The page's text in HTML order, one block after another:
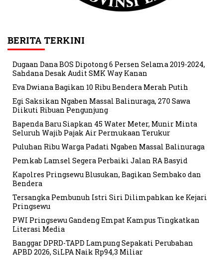
BERITA TERKINI
Dugaan Dana BOS Dipotong 6 Persen Selama 2019-2024,
Sahdana Desak Audit SMK Way Kanan
Eva Dwiana Bagikan 10 Ribu Bendera Merah Putih
Egi Saksikan Ngaben Massal Balinuraga, 270 Sawa
Diikuti Ribuan Pengunjung
Bapenda Baru Siapkan 45 Water Meter, Munir Minta
Seluruh Wajib Pajak Air Permukaan Terukur
Puluhan Ribu Warga Padati Ngaben Massal Balinuraga
Pemkab Lamsel Segera Perbaiki Jalan RA Basyid
Kapolres Pringsewu Blusukan, Bagikan Sembako dan
Bendera
Tersangka Pembunuh Istri Siri Dilimpahkan ke Kejari
Pringsewu
PWI Pringsewu Gandeng Empat Kampus Tingkatkan
Literasi Media
Banggar DPRD-TAPD Lampung Sepakati Perubahan
APBD 2026, SiLPA Naik Rp94,3 Miliar